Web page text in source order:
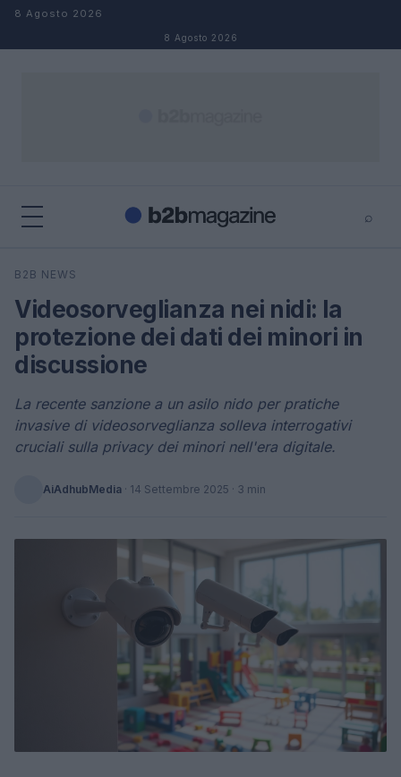
Salta al contenuto
8 Agosto 2026
8 Agosto 2026
⌕
Cerca
B2B NEWS
Videosorveglianza nei nidi: la
protezione dei dati dei minori in
discussione
La recente sanzione a un asilo nido per pratiche
invasive di videosorveglianza solleva interrogativi
cruciali sulla privacy dei minori nell'era digitale.
AiAdhubMedia · 14 Settembre 2025 · 3 min